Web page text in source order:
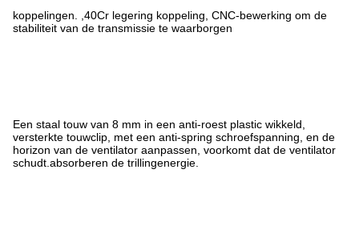
koppelingen. ,40Cr legering koppeling, CNC-bewerking om de
stabiliteit van de transmissie te waarborgen
Een staal touw van 8 mm in een anti-roest plastic wikkeld,
versterkte touwclip, met een anti-spring schroefspanning, en de
horizon van de ventilator aanpassen, voorkomt dat de ventilator
schudt.absorberen de trillingenergie.